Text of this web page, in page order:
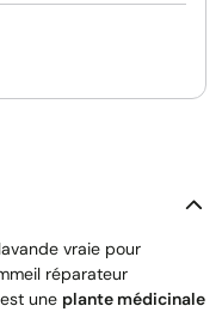
vraie pour
réparateur
une plante médicinale